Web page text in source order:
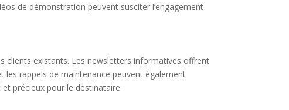
de démonstration peuvent susciter l’engagement
clients existants. Les newsletters informatives offrent
les rappels de maintenance peuvent également
précieux pour le destinataire.